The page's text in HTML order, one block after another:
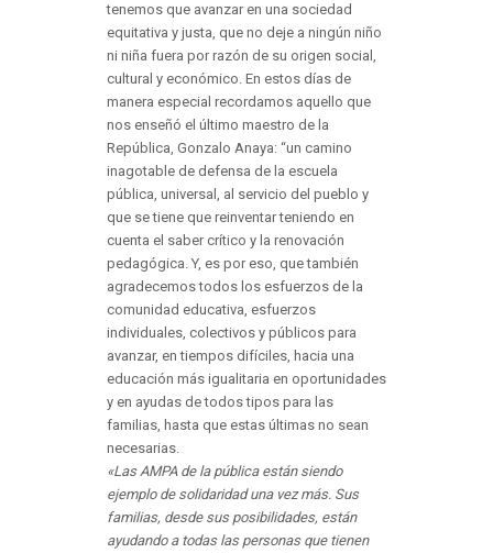
tenemos que avanzar en una sociedad
equitativa y justa, que no deje a ningún niño
ni niña fuera por razón de su origen social,
cultural y económico. En estos días de
manera especial recordamos aquello que
nos enseñó el último maestro de la
República, Gonzalo Anaya: “un camino
inagotable de defensa de la escuela
pública, universal, al servicio del pueblo y
que se tiene que reinventar teniendo en
cuenta el saber crítico y la renovación
pedagógica. Y, es por eso, que también
agradecemos todos los esfuerzos de la
comunidad educativa, esfuerzos
individuales, colectivos y públicos para
avanzar, en tiempos difíciles, hacia una
educación más igualitaria en oportunidades
y en ayudas de todos tipos para las
familias, hasta que estas últimas no sean
necesarias.
«Las AMPA de la pública están siendo
ejemplo de solidaridad una vez más. Sus
familias, desde sus posibilidades, están
ayudando a todas las personas que tienen